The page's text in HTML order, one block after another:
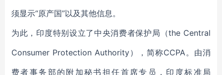
须显示“原产国”以及其他信息。
为此，印度特别设立了中央消费者保护局（the Central
Consumer Protection Authority），简称CCPA。由消
费者事务部的附加秘书担任首席专员，印度标准局